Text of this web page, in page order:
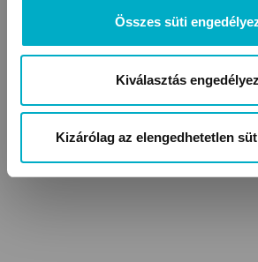
Összes süti
Kiválasztás
Kizárólag az elengedhetetlen